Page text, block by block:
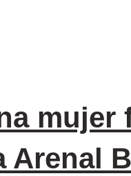
mujer
Arenal